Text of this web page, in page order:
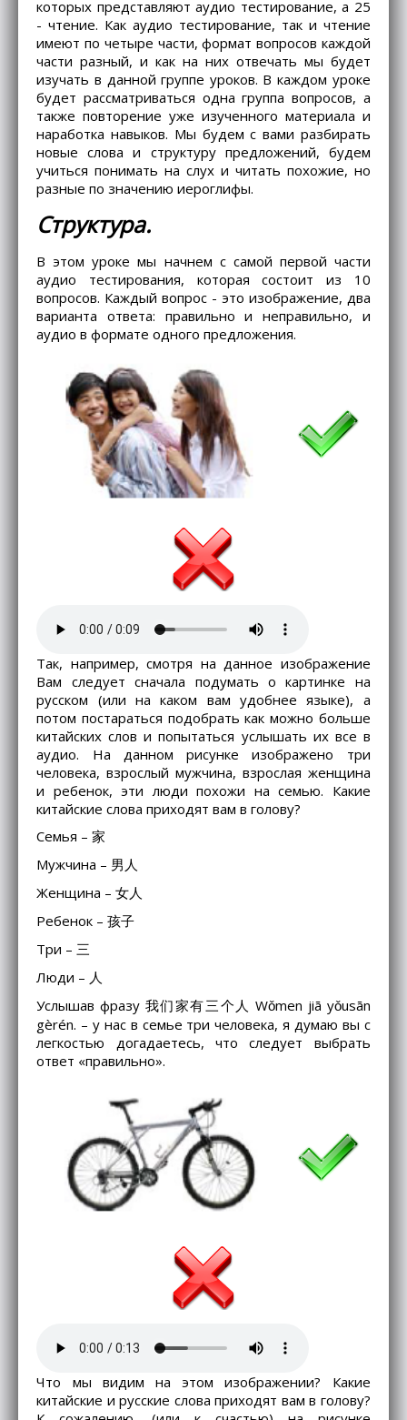
которых представляют аудио тестирование, а 25
- чтение. Как аудио тестирование, так и чтение
имеют по четыре части, формат вопросов каждой
части разный, и как на них отвечать мы будет
изучать в данной группе уроков. В каждом уроке
будет рассматриваться одна группа вопросов, а
также повторение уже изученного материала и
наработка навыков. Мы будем с вами разбирать
новые слова и структуру предложений, будем
учиться понимать на слух и читать похожие, но
разные по значению иероглифы.
Структура.
В этом уроке мы начнем с самой первой части
аудио тестирования, которая состоит из 10
вопросов. Каждый вопрос - это изображение, два
варианта ответа: правильно и неправильно, и
аудио в формате одного предложения.
Так, например, смотря на данное изображение
Вам следует сначала подумать о картинке на
русском (или на каком вам удобнее языке), а
потом постараться подобрать как можно больше
китайских слов и попытаться услышать их все в
аудио. На данном рисунке изображено три
человека, взрослый мужчина, взрослая женщина
и ребенок, эти люди похожи на семью. Какие
китайские слова приходят вам в голову?
Семья – 家
Мужчина – 男人
Женщина – 女人
Ребенок – 孩子
Три – 三
Люди – 人
Услышав фразу 我们家有三个人 Wǒmen jiā yǒusān
gèrén. – у нас в семье три человека, я думаю вы с
легкостью догадаетесь, что следует выбрать
ответ «правильно».
Что мы видим на этом изображении? Какие
китайские и русские слова приходят вам в голову?